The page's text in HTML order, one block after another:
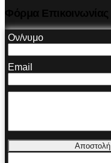
Ον/νυμο
Email
Αποστολή